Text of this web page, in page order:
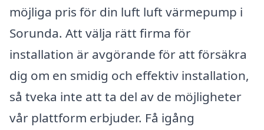
möjliga pris för din luft luft värmepump i
Sorunda. Att välja rätt firma för
installation är avgörande för att försäkra
dig om en smidig och effektiv installation,
så tveka inte att ta del av de möjligheter
vår plattform erbjuder. Få igång